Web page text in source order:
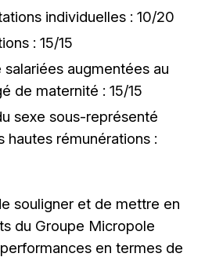
individuelles : 10/20
: 15/15
augmentées au
de maternité : 15/15
sexe sous-représenté
hautes rémunérations :
souligner et de mettre en
du Groupe Micropole
en termes de